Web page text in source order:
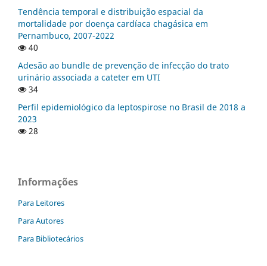
Tendência temporal e distribuição espacial da
mortalidade por doença cardíaca chagásica em
Pernambuco, 2007-2022
40
Adesão ao bundle de prevenção de infecção do trato
urinário associada a cateter em UTI
34
Perfil epidemiológico da leptospirose no Brasil de 2018 a
2023
28
Informações
Para Leitores
Para Autores
Para Bibliotecários